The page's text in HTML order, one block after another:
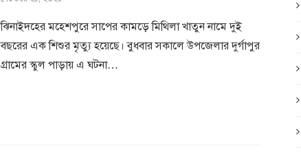
ঝিনাইদহের মহেশপুরে সাপের কামড়ে মিথিলা খাতুন নামে দুই
বছরের এক শিশুর মৃত্যু হয়েছে। বুধবার সকালে উপজেলার দুর্গাপুর
গ্রামের স্কুল পাড়ায় এ ঘটনা…